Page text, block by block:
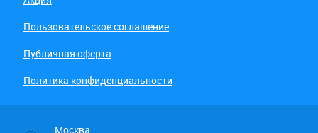
Пользовательское соглашение
Публичная оферта
Политика конфиденциальности
Москва